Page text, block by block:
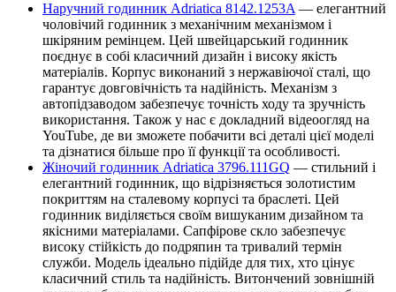
Наручний годинник Adriatica 8142.1253A— елегантний
чоловічий годинник з механічним механізмом і
шкіряним ремінцем. Цей швейцарський годинник
поєднує в собі класичний дизайн і високу якість
матеріалів. Корпус виконаний з нержавіючої сталі, що
гарантує довговічність та надійність. Механізм з
автопідзаводом забезпечує точність ходу та зручність
використання. Також у нас є докладний відеоогляд на
YouTube, де ви зможете побачити всі деталі цієї моделі
та дізнатися більше про її функції та особливості.
Жіночий годинник Adriatica 3796.111GQ — стильний і
елегантний годинник, що відрізняється золотистим
покриттям на сталевому корпусі та браслеті. Цей
годинник виділяється своїм вишуканим дизайном та
якісними матеріалами. Сапфірове скло забезпечує
високу стійкість до подряпин та тривалий термін
служби. Модель ідеально підійде для тих, хто цінує
класичний стиль та надійність. Витончений зовнішній